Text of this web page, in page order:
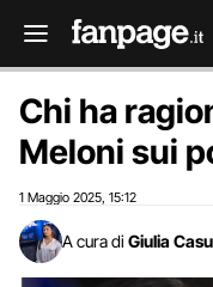
Chi ha
Meloni sui
1 Maggio 2025 15:12
A cura di Giulia